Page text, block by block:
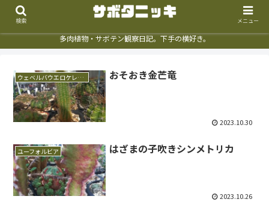
多肉植物・サボテン観察日記。下手の横好き。
ウェベルバウエロケレウス おそおき金芒竜
2023.10.30
ユーフォルビア はざまの子吹きシンメトリカ
2023.10.26
検索 メニュー